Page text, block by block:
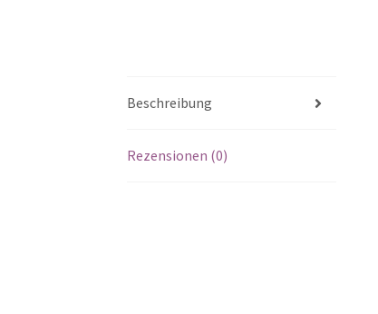
Beschreibung
Rezensionen (0)